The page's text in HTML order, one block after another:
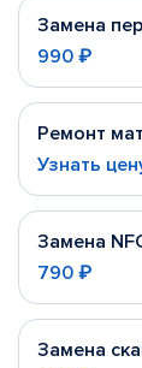
Замена
990 ₽
Ремонт
Узнать
Замена
790 ₽
Замена